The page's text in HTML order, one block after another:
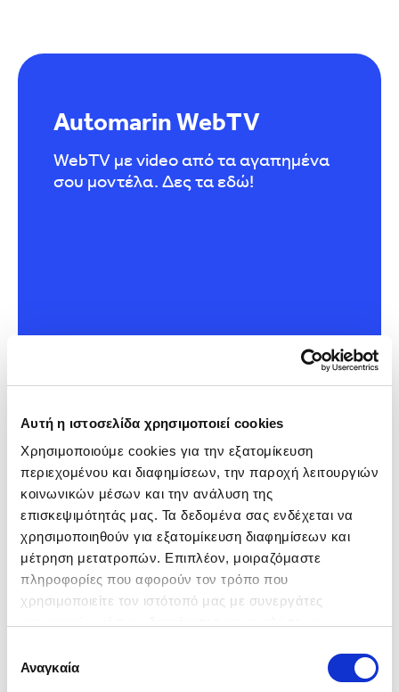
Αυτή η ιστοσελίδα χρησιμοποιεί cookies
Χρησιμοποιούμε cookies για την εξατομίκευση
περιεχομένου και διαφημίσεων, την παροχή λειτουργιών
κοινωνικών μέσων και την ανάλυση της
επισκεψιμότητάς μας. Τα δεδομένα σας ενδέχεται να
χρησιμοποιηθούν για εξατομίκευση διαφημίσεων και
μέτρηση μετατροπών. Επιπλέον, μοιραζόμαστε
πληροφορίες που αφορούν τον τρόπο που
χρησιμοποιείτε τον ιστότοπό μας με συνεργάτες
Δεδομένων Google
), οι οποίοι ενδεχομένως να τις
συνδυάσουν με άλλες πληροφορίες που τους έχετε
συγκατάθεσης
Αναγκαία
Automarin WebTV
WebTV με video από τα αγαπημένα
σου μοντέλα. Δες τα εδώ!
Μάθε περισσότερα